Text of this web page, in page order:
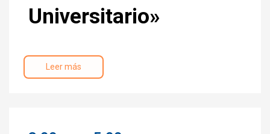
Universitario»
Leer más